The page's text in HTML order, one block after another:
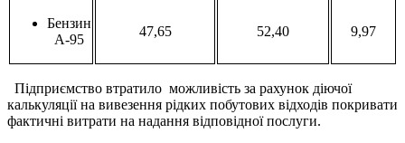
Бензин
А-95
47,65 52,40 9,97
Підприємство втратило можливість за рахунок діючої
калькуляції на вивезення рідких побутових відходів покривати
фактичні витрати на надання відповідної послуги.